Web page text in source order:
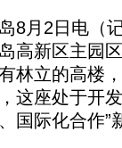
2日电（记
高新区主园
林立的高楼
这座处于开
国际化合作”